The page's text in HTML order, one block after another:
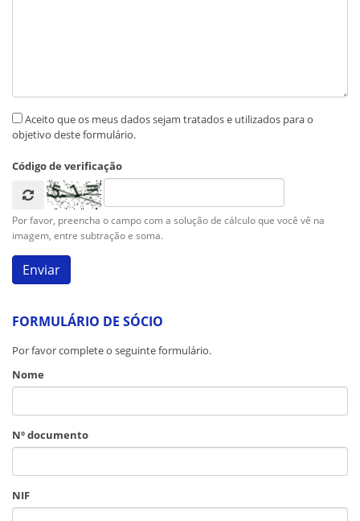
Aceito que os meus dados sejam tratados e utilizados para o
objetivo deste formulário.
Código de verificação
Por favor, preencha o campo com a solução de cálculo que você vê na
imagem, entre subtração e soma.
FORMULÁRIO DE SÓCIO
Por favor complete o seguinte formulário.
Nome
Nº documento
NIF